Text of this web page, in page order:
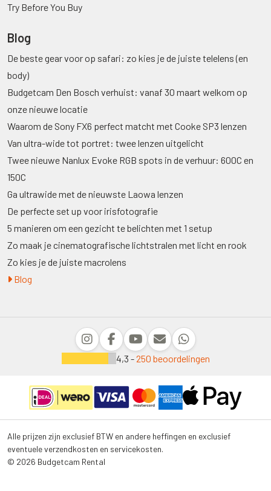
Try Before You Buy
Blog
De beste gear voor op safari: zo kies je de juiste telelens (en
body)
Budgetcam Den Bosch verhuist: vanaf 30 maart welkom op
onze nieuwe locatie
Waarom de Sony FX6 perfect matcht met Cooke SP3 lenzen
Van ultra-wide tot portret: twee lenzen uitgelicht
Twee nieuwe Nanlux Evoke RGB spots in de verhuur: 600C en
150C
Ga ultrawide met de nieuwste Laowa lenzen
De perfecte set up voor irisfotografie
5 manieren om een gezicht te belichten met 1 setup
Zo maak je cinematografische lichtstralen met licht en rook
Zo kies je de juiste macrolens
Blog
4,3 -250 beoordelingen
Alle prijzen zijn exclusief BTW en andere heffingen en exclusief
eventuele verzendkosten en servicekosten.
© 2026 Budgetcam Rental